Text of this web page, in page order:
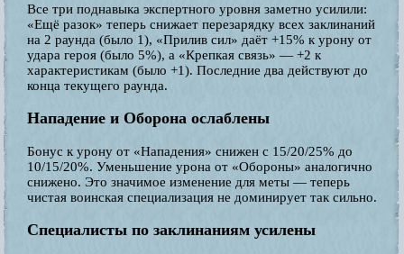
Все три поднавыка экспертного уровня заметно усилили:
«Ещё разок» теперь снижает перезарядку всех заклинаний
на 2 раунда (было 1), «Прилив сил» даёт +15% к урону от
удара героя (было 5%), а «Крепкая связь» — +2 к
характеристикам (было +1). Последние два действуют до
конца текущего раунда.
Нападение и Оборона ослаблены
Бонус к урону от «Нападения» снижен с 15/20/25% до
10/15/20%. Уменьшение урона от «Обороны» аналогично
снижено. Это значимое изменение для меты — теперь
чистая воинская специализация не доминирует так сильно.
Специалисты по заклинаниям усилены